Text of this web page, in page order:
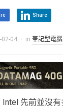
Share
02-04 in 筆記型電腦
先前並沒